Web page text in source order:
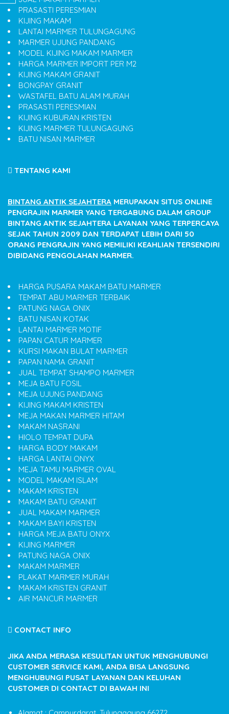
PRASASTI PERESMIAN
KIJING MAKAM
LANTAI MARMER TULUNGAGUNG
MARMER UJUNG PANDANG
MODEL KIJING MAKAM MARMER
HARGA MARMER IMPORT PER M2
KIJING MAKAM GRANIT
BONGPAY GRANIT
WASTAFEL BATU ALAM MURAH
PRASASTI PERESMIAN
KIJING KUBURAN KRISTEN
KIJING MARMER TULUNGAGUNG
BATU NISAN MARMER
TENTANG KAMI
BINTANG ANTIK SEJAHTERA MERUPAKAN SITUS ONLINE
PENGRAJIN MARMER YANG TERGABUNG DALAM GROUP
BINTANG ANTIK SEJAHTERA LAYANAN YANG TERPERCAYA
SEJAK TAHUN 2009 DAN TERDAPAT LEBIH DARI 50
ORANG PENGRAJIN YANG MEMILIKI KEAHLIAN TERSENDIRI
DIBIDANG PENGOLAHAN MARMER.
HARGA PUSARA MAKAM BATU MARMER
TEMPAT ABU MARMER TERBAIK
PATUNG NAGA ONIX
BATU NISAN KOTAK
LANTAI MARMER MOTIF
PAPAN CATUR MARMER
KURSI MAKAN BULAT MARMER
PAPAN NAMA GRANIT
JUAL TEMPAT SHAMPO MARMER
MEJA BATU FOSIL
MEJA UJUNG PANDANG
KIJING MAKAM KRISTEN
MEJA MAKAN MARMER HITAM
MAKAM NASRANI
HIOLO TEMPAT DUPA
HARGA BODY MAKAM
HARGA LANTAI ONYX
MEJA TAMU MARMER OVAL
MODEL MAKAM ISLAM
MAKAM KRISTEN
MAKAM BATU GRANIT
JUAL MAKAM MARMER
MAKAM BAYI KRISTEN
HARGA MEJA BATU ONYX
KIJING MARMER
PATUNG NAGA ONIX
MAKAM MARMER
PLAKAT MARMER MURAH
MAKAM KRISTEN GRANIT
AIR MANCUR MARMER
CONTACT INFO
JIKA ANDA MERASA KESULITAN UNTUK MENGHUBUNGI
CUSTOMER SERVICE KAMI, ANDA BISA LANGSUNG
MENGHUBUNGI PUSAT LAYANAN DAN KELUHAN
CUSTOMER DI CONTACT DI BAWAH INI